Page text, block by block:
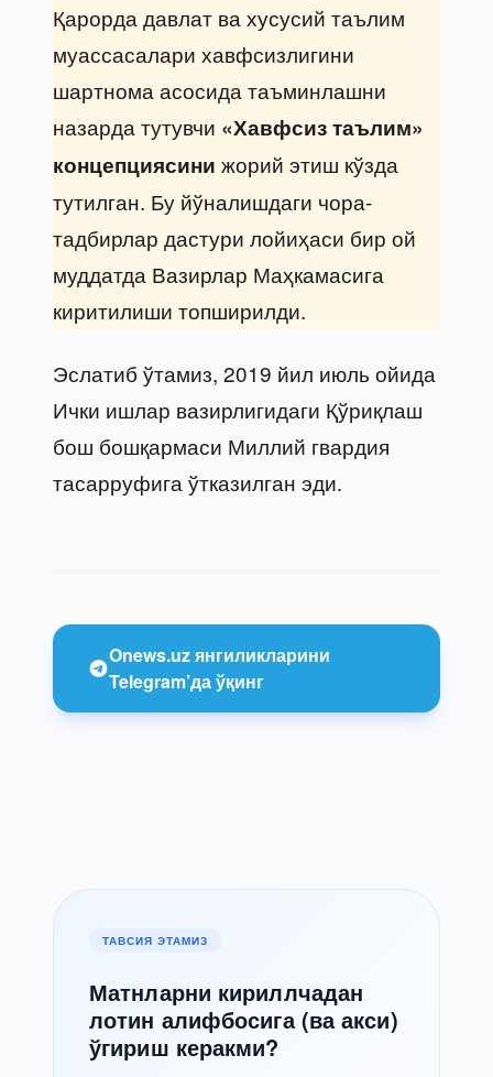
Қарорда давлат ва хусусий таълим
муассасалари хавфсизлигини
шартнома асосида таъминлашни
назарда тутувчи «Хавфсиз таълим»
концепциясини жорий этиш кўзда
тутилган. Бу йўналишдаги чора-
тадбирлар дастури лойиҳаси бир ой
муддатда Вазирлар Маҳкамасига
киритилиши топширилди.
Эслатиб ўтамиз, 2019 йил июль ойида
Ички ишлар вазирлигидаги Қўриқлаш
бош бошқармаси Миллий гвардия
тасарруфига ўтказилган эди.
Onews.uz янгиликларини
Telegram’да ўқинг
ТАВСИЯ ЭТАМИЗ
Матнларни кириллчадан
лотин алифбосига (ва акси)
ўгириш керакми?